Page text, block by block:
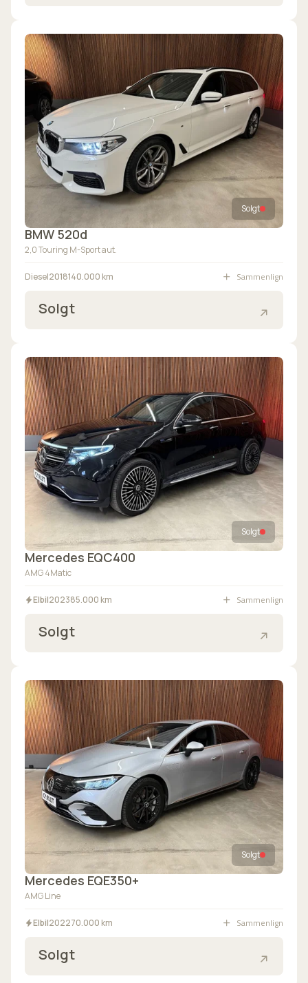
Solgt
BMW 520d
2,0 Touring M-Sport aut.
Diesel2018140.000 km Sammenlign
Solgt
Solgt
Mercedes EQC400
AMG 4Matic
Elbil202385.000 km Sammenlign
Solgt
Solgt
Mercedes EQE350+
AMG Line
Elbil202270.000 km Sammenlign
Solgt